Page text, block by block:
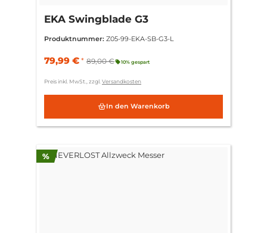
EKA Swingblade G3
Produktnummer: Z05-99-EKA-SB-G3-L
79,99 € * 89,00 € 10% gespart
Preis inkl. MwSt., zzgl. Versandkosten
In den Warenkorb
%Rabatt